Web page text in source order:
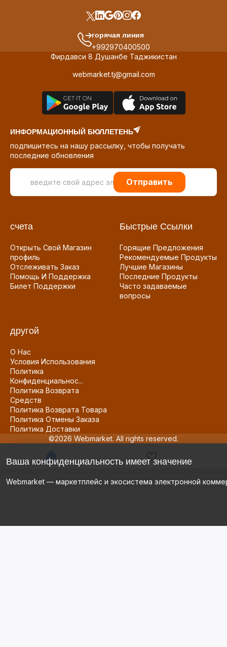
горячая линия
+992970400500
Фирдавси 8 Душанбе Таджикистан
webmarket.tj@gmail.com
ИНФОРМАЦИОННЫЙ БЮЛЛЕТЕНЬ
подпишитесь на нашу рассылку, чтобы получать
последние обновления
Отправить
счета
Открыть Свой Магазин
профиль
Отслеживать Заказ
Помощь И Поддержка
Билет Поддержки
Быстрые Ссылки
Горящие Предложения
Рекомендуемые Продукты
Лучшие Магазины
Последние Продукты
Часто задаваемые
вопросы
другой
О Нас
Условия Использования
Политика
Конфиденциальнос...
Политика Возврата
Средств
Политика Возврата Товара
Политика Отмены Заказа
Политика Доставки
©2026 Webmarket. All rights reserved.
Ваша конфиденциальность имеет значение
Webmarket — маркетплейс и экосистема электронной